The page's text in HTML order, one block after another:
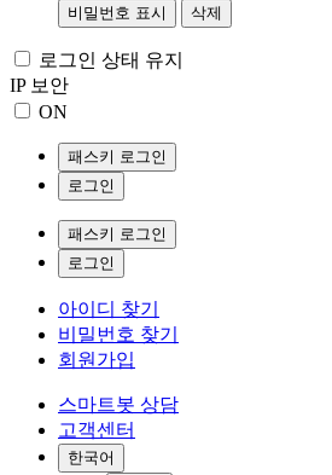
비밀번호 표시 삭제
로그인 상태 유지
IP 보안
ON
패스키 로그인
로그인
패스키 로그인
로그인
아이디 찾기
비밀번호 찾기
회원가입
스마트봇 상담
고객센터
한국어